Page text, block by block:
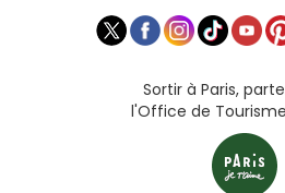
Sortir à Paris,
l'Office de